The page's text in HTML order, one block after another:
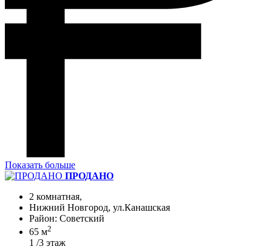
Показать больше
ПРОДАНО
2 комнатная,
Нижний Новгород, ул.Канашская
Район: Советский
65 м2
1 /3 этаж